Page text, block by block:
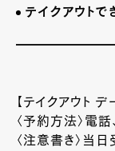
テイクアウト
【テイクアウト デ
〈予約方法〉電話
〈注意書き〉当日